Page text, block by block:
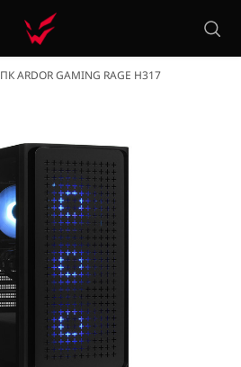
ПК ARDOR GAMING RAGE H317